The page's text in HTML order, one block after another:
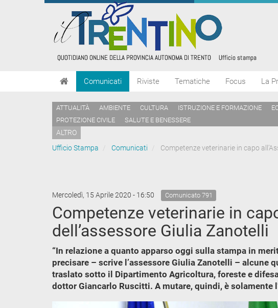
Comunicati Riviste Tematiche Focus La
ATTUALITÀ AMBIENTE CULTURA ISTRUZIONE E FORMAZIONE
PROTEZIONE CIVILE
SALUTE E BENESSERE
ALTRO
Ufficio Stampa
Comunicati Competenze veterinarie in capo
Mercoledì, 15 Aprile 2020 - 16:50 Comunicato 791
Competenze veterinarie in
dell’assessore Giulia Zanotelli
“In relazione a quanto apparso oggi sulla stampa in
precisare – scrive l’assessore Giulia Zanotelli –
traslato sotto il Dipartimento Agricoltura, foreste e
dottor Giancarlo Ruscitti. A mutare, quindi, è solamente